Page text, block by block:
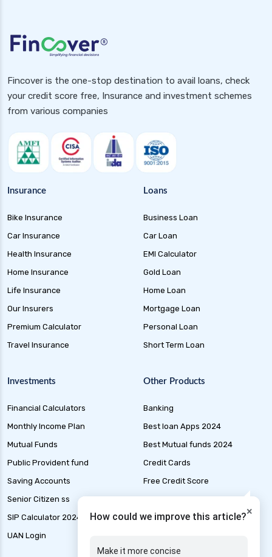
Health Insurance for Diabetic Patients in India
Health Insurance for Pcod
Health Insurance for Rheumatoid Arthritis in
Health Insurance for Dengue in India
Health Insurance for Parents
India
Health Insurance for Hiv Patients in India
Health Insurance for Tb Patients in India
Health Insurance for High Cholesterol in India
Health Insurance for High Blood Pressure
Health Insurance for Alzheimer Disease in India
Health Insurance for Asthma Patients in India
Health Insurance for Thyroid Patients in India
Health Insurance for Multiple Sclerosis in India
Health Insurance for Hepatitis B in India
Health Insurance for Thyroid Patients
Health Insurance for Paralysis
×
How could we improve this article?
Make it more concise
Fincover is the one-stop destination to avail loans, check
your credit score free, Insurance and investment schemes
from various companies
Insurance
Bike Insurance
Car Insurance
Health Insurance
Home Insurance
Life Insurance
Our Insurers
Premium Calculator
Travel Insurance
Loans
Business Loan
Car Loan
EMI Calculator
Gold Loan
Home Loan
Mortgage Loan
Personal Loan
Short Term Loan
Investments
Financial Calculators
Monthly Income Plan
Mutual Funds
Public Provident fund
Saving Accounts
Senior Citizen ss
SIP Calculator 2024
UAN Login
Other Products
Banking
Best loan Apps 2024
Best Mutual funds 2024
Credit Cards
Free Credit Score
Liability Insurance
Loan Application Status